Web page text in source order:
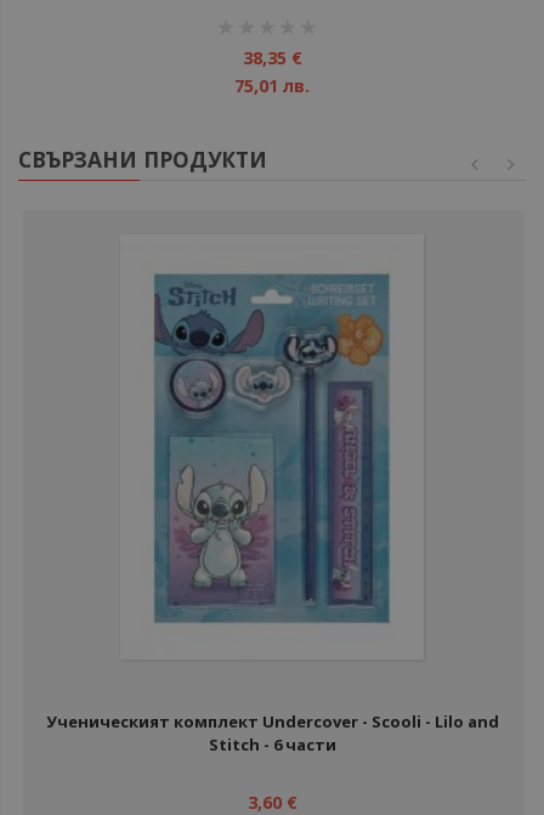
38,35 €
75,01 лв.
СВЪРЗАНИ ПРОДУКТИ
Ученическият комплект Undercover - Scooli - Lilo and
Stitch - 6 части
3,60 €